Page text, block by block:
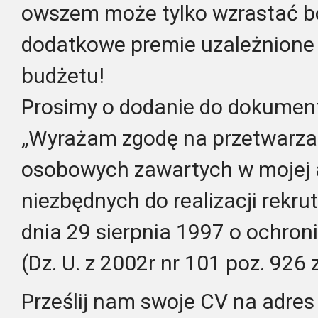
owszem może tylko wzrastać
dodatkowe premie
budżetu!
Prosimy o dodanie do
„Wyrażam zgodę na
osobowych zawartych w
niezbędnych do realizacji
dnia 29 sierpnia 1997 o
(Dz. U. z 2002r nr 101 poz. 926
Prześlij nam swoje CV na